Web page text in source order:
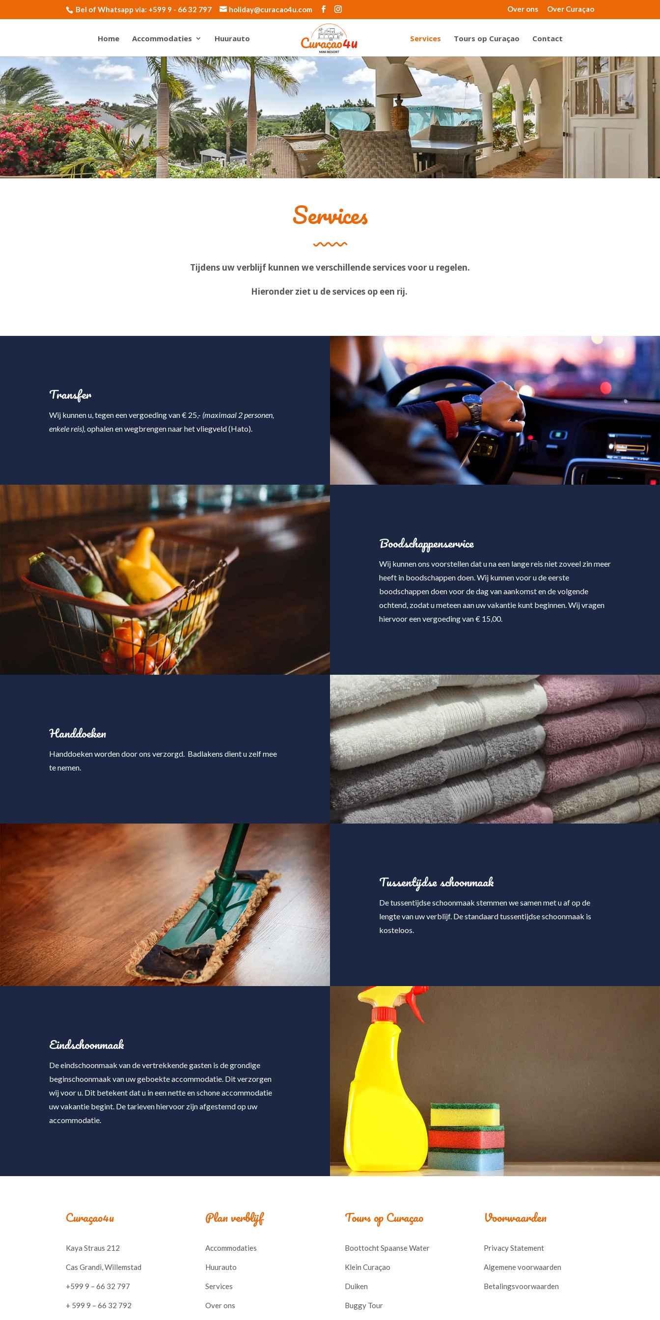
Bel of Whatsapp via: +599 9 - 66 32 797 holiday@curacao4u.com Over ons Over Curaçao
Home Accommodaties Huurauto Services Tours op Curaçao Contact
Services
Tijdens uw verblijf kunnen we verschillende services voor u regelen.
Hieronder ziet u de services op een rij.
Transfer
Wij kunnen u, tegen een vergoeding van € 25,- (maximaal 2 personen,
enkele reis),ophalen en wegbrengen naar het vliegveld (Hato).
Boodschappenservice
Wij kunnen ons voorstellen dat u na een lange reis niet zoveel zin meer
heeft in boodschappen doen. Wij kunnen voor u de eerste
boodschappen doen voor de dag van aankomst en de volgende
ochtend, zodat u meteen aan uw vakantie kunt beginnen. Wij vragen
hiervoor een vergoeding van € 15,00.
Handdoeken
Handdoeken worden door ons verzorgd. Badlakens dient u zelf mee
te nemen.
Tussentijdse schoonmaak
De tussentijdse schoonmaak stemmen we samen met u af op de
lengte van uw verblijf. De standaard tussentijdse schoonmaak is
kosteloos.
Eindschoonmaak
De eindschoonmaak van de vertrekkende gasten is de grondige
beginschoonmaak van uw geboekte accommodatie. Dit verzorgen
wij voor u. Dit betekent dat u in een nette en schone accommodatie
uw vakantie begint. De tarieven hiervoor zijn afgestemd op uw
accommodatie.
Curaçao4u
Kaya Straus 212
Cas Grandi, Willemstad
+599 9 – 66 32 797
+ 599 9 – 66 32 792
Plan verblijf
Accommodaties
Huurauto
Services
Over ons
Tours op Curaçao
Boottocht Spaanse Water
Klein Curaçao
Duiken
Buggy Tour
Voorwaarden
Privacy Statement
Algemene voorwaarden
Betalingsvoorwaarden